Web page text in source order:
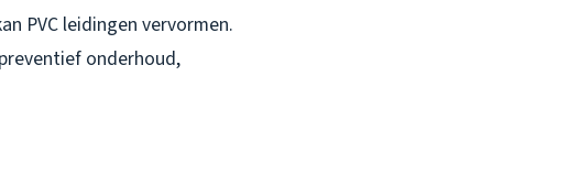
PVC leidingen vervormen.
onderhoud,